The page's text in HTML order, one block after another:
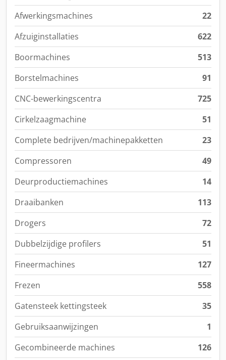
Afwerkingsmachines
22
Afzuiginstallaties
622
Boormachines
513
Borstelmachines
91
CNC-bewerkingscentra
725
Cirkelzaagmachine
51
Complete bedrijven/machinepakketten
23
Compressoren
49
Deurproductiemachines
14
Draaibanken
113
Drogers
72
Dubbelzijdige profilers
51
Fineermachines
127
Frezen
558
Gatensteek kettingsteek
35
Gebruiksaanwijzingen
1
Gecombineerde machines
126